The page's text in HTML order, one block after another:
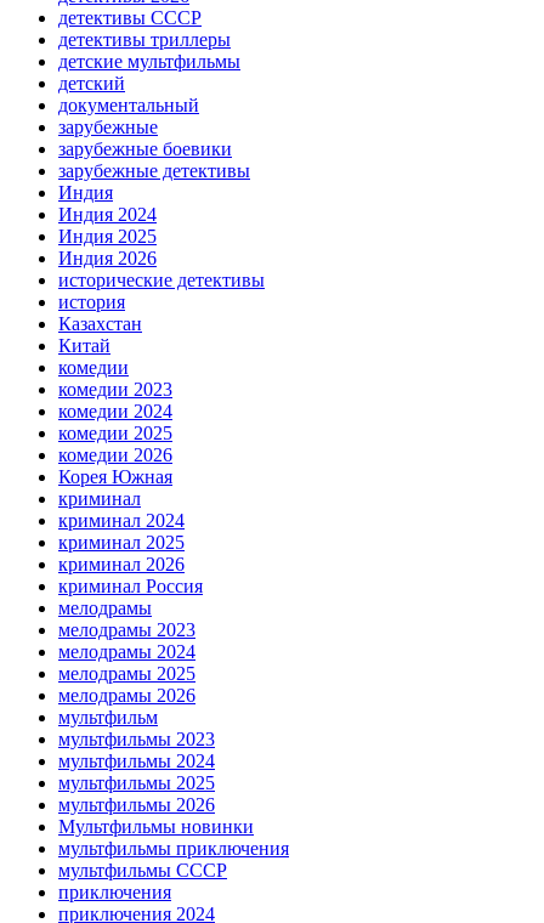
детективы СССР
детективы триллеры
детские мультфильмы
детский
документальный
зарубежные
зарубежные боевики
зарубежные детективы
Индия
Индия 2024
Индия 2025
Индия 2026
исторические детективы
история
Казахстан
Китай
комедии
комедии 2023
комедии 2024
комедии 2025
комедии 2026
Корея Южная
криминал
криминал 2024
криминал 2025
криминал 2026
криминал Россия
мелодрамы
мелодрамы 2023
мелодрамы 2024
мелодрамы 2025
мелодрамы 2026
мультфильм
мультфильмы 2023
мультфильмы 2024
мультфильмы 2025
мультфильмы 2026
Мультфильмы новинки
мультфильмы приключения
мультфильмы СССР
приключения
приключения 2024